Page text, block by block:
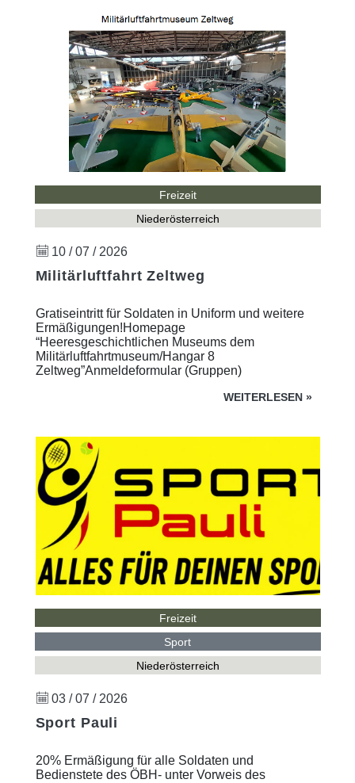
Freizeit
Niederösterreich
10 / 07 / 2026
Militärluftfahrt Zeltweg
Gratiseintritt für Soldaten in Uniform und weitere
Ermäßigungen!Homepage
“Heeresgeschichtlichen Museums dem
Militärluftfahrtmuseum/Hangar 8
Zeltweg”Anmeldeformular (Gruppen)
WEITERLESEN »
Freizeit
Sport
Niederösterreich
03 / 07 / 2026
Sport Pauli
20% Ermäßigung für alle Soldaten und
Bedienstete des ÖBH- unter Vorweis des